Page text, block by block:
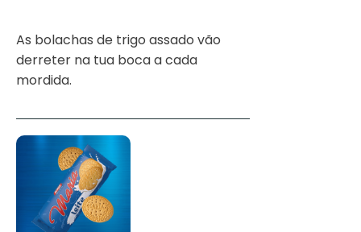
As bolachas de trigo assado vão
derreter na tua boca a cada
mordida.